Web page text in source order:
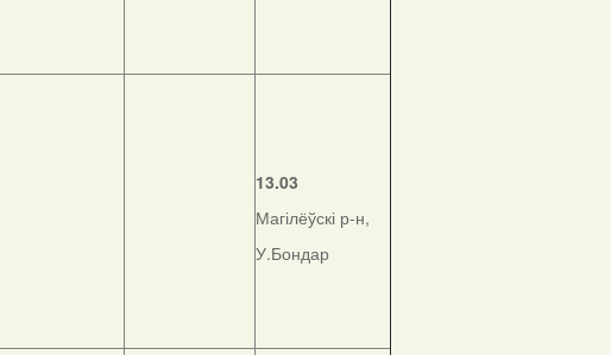
13.03
Магілёўскі р-н,
У.Бондар